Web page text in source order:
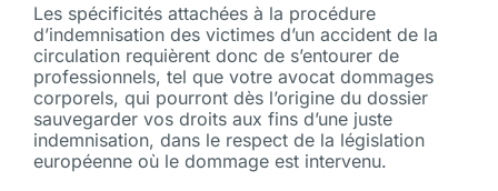
Les spécificités attachées à la procédure
d’indemnisation des victimes d’un accident de la
circulation requièrent donc de s’entourer de
professionnels, tel que votre avocat dommages
corporels, qui pourront dès l’origine du dossier
sauvegarder vos droits aux fins d’une juste
indemnisation, dans le respect de la législation
européenne où le dommage est intervenu.